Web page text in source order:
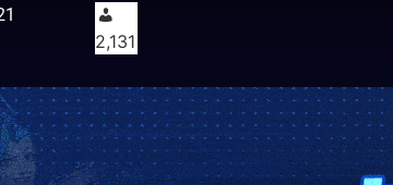
2,131